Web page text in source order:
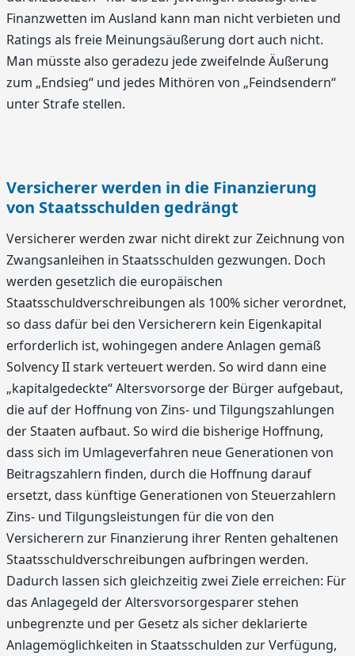
Finanzwetten im Ausland kann man nicht verbieten und
Ratings als freie Meinungsäußerung dort auch nicht.
Man müsste also geradezu jede zweifelnde Äußerung
zum „Endsieg“ und jedes Mithören von „Feindsendern“
unter Strafe stellen.
Versicherer werden in die Finanzierung
von Staatsschulden gedrängt
Versicherer werden zwar nicht direkt zur Zeichnung von
Zwangsanleihen in Staatsschulden gezwungen. Doch
werden gesetzlich die europäischen
Staatsschuldverschreibungen als 100% sicher verordnet,
so dass dafür bei den Versicherern kein Eigenkapital
erforderlich ist, wohingegen andere Anlagen gemäß
Solvency II stark verteuert werden. So wird dann eine
„kapitalgedeckte“ Altersvorsorge der Bürger aufgebaut,
die auf der Hoffnung von Zins- und Tilgungszahlungen
der Staaten aufbaut. So wird die bisherige Hoffnung,
dass sich im Umlageverfahren neue Generationen von
Beitragszahlern finden, durch die Hoffnung darauf
ersetzt, dass künftige Generationen von Steuerzahlern
Zins- und Tilgungsleistungen für die von den
Versicherern zur Finanzierung ihrer Renten gehaltenen
Staatsschuldverschreibungen aufbringen werden.
Dadurch lassen sich gleichzeitig zwei Ziele erreichen: Für
das Anlagegeld der Altersvorsorgesparer stehen
unbegrenzte und per Gesetz als sicher deklarierte
Anlagemöglichkeiten in Staatsschulden zur Verfügung,